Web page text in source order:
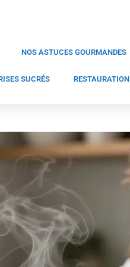
NOS ASTUCES GOURMANDES
SUCRÉS RESTAURATION